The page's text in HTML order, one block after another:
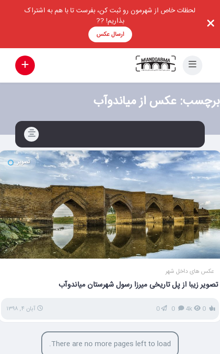
لحظات خاص از شهرمون رو ثبت کن، بفرست تا با هم به اشتراک
بذاریم! ??
ارسال عکس
برچسب: عکس از میاندوآب
تصویر
عکس های داخل شهر
تصویر زیبا از پل تاریخی میرزا رسول شهرستان میاندوآب
4k
0 آبان ۴, ۱۳۹۸
There are no more pages left to load.